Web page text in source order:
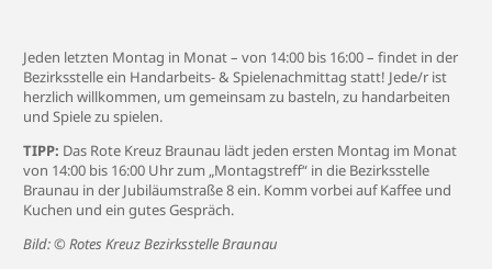
Jeden letzten Montag in Monat – von 14:00 bis 16:00 – findet in der
Bezirksstelle ein Handarbeits- & Spielenachmittag statt! Jede/r ist
herzlich willkommen, um gemeinsam zu basteln, zu handarbeiten
und Spiele zu spielen.
TIPP: Das Rote Kreuz Braunau lädt jeden ersten Montag im Monat
von 14:00 bis 16:00 Uhr zum „Montagstreff“ in die Bezirksstelle
Braunau in der Jubiläumstraße 8 ein. Komm vorbei auf Kaffee und
Kuchen und ein gutes Gespräch.
Bild: © Rotes Kreuz Bezirksstelle Braunau